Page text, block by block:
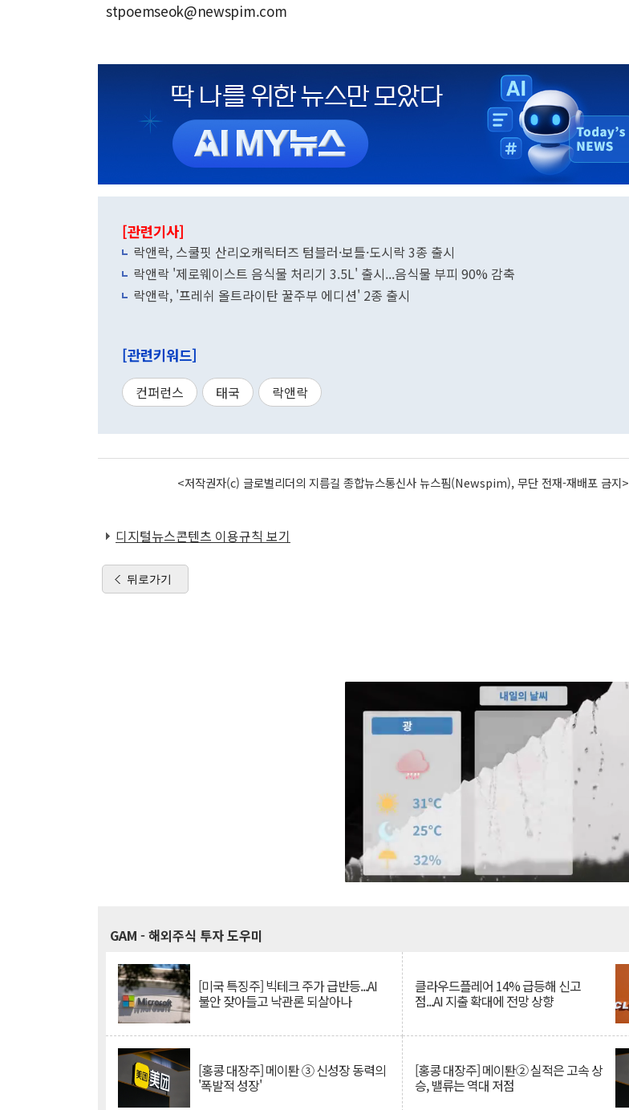
stpoemseok@newspim.com
[관련기사]
락앤락, 스쿨핏 산리오캐릭터즈 텀블러·보틀·도시락 3종 출시
락앤락 '제로웨이스트 음식물 처리기 3.5L' 출시...음식물 부피 90% 감축
락앤락, '프레쉬 올트라이탄 꿀주부 에디션' 2종 출시
[관련키워드]
컨퍼런스 태국 락앤락
<저작권자(c) 글로벌리더의 지름길 종합뉴스통신사 뉴스핌(Newspim), 무단 전재-재배포 금지>
디지털뉴스콘텐츠 이용규칙 보기
뒤로가기
GAM - 해외주식 투자 도우미
[미국 특징주] 빅테크 주가 급반등...AI
불안 잦아들고 낙관론 되살아나
클라우드플레어 14% 급등해 신고
점...AI 지출 확대에 전망 상향
[홍콩 대장주] 메이퇀 ③ 신성장 동력의
'폭발적 성장'
[홍콩 대장주] 메이퇀② 실적은 고속 상
승, 밸류는 역대 저점